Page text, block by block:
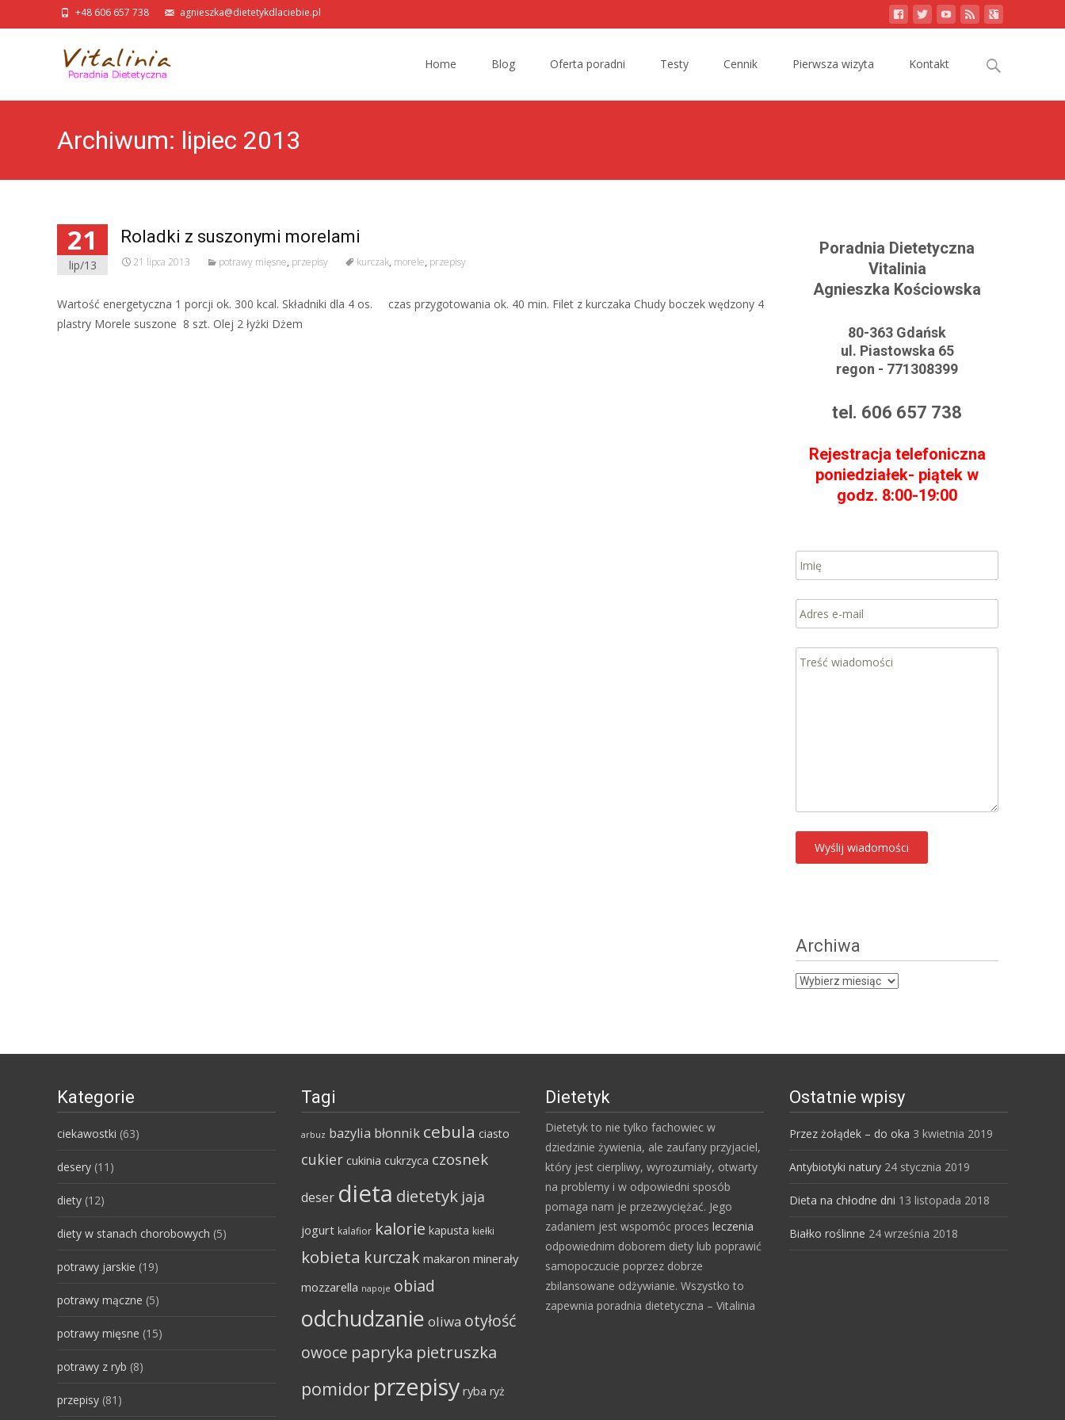
+48 606 657 738 agnieszka@dietetykdlaciebie.pl
Home
Blog Oferta poradni Testy Cennik Pierwsza wizyta Kontakt
Search
Archiwum: lipiec 2013
21
lip/13
Roladki z suszonymi morelami
21 lipca 2013 potrawy mięsne, przepisy kurczak, morele, przepisy
Wartość energetyczna 1 porcji ok. 300 kcal. Składniki dla 4 os. czas przygotowania ok. 40 min. Filet z kurczaka Chudy boczek wędzony 4
plastry Morele suszone 8 szt. Olej 2 łyżki Dżem
Poradnia Dietetyczna
Vitalinia
Agnieszka Kościowska
80-363 Gdańsk
ul. Piastowska 65
regon - 771308399
tel. 606 657 738
Rejestracja telefoniczna
poniedziałek- piątek w
godz. 8:00-19:00
Archiwa
Archiwa
Kategorie
ciekawostki (63)
desery (11)
diety (12)
diety w stanach chorobowych (5)
potrawy jarskie (19)
potrawy mączne (5)
potrawy mięsne (15)
potrawy z ryb (8)
przepisy (81)
Tagi
arbuz bazylia błonnik cebula ciasto
cukier cukinia cukrzyca czosnek
deser dieta dietetyk jaja
jogurt kalafior kalorie kapusta kiełki
kobieta kurczak makaron minerały
mozzarella napoje obiad
odchudzanie oliwa otyłość
owoce papryka pietruszka
pomidor przepisy ryba ryż
Dietetyk
Dietetyk to nie tylko fachowiec w
dziedzinie żywienia, ale zaufany przyjaciel,
który jest cierpliwy, wyrozumiały, otwarty
na problemy i w odpowiedni sposób
pomaga nam je przezwyciężać. Jego
zadaniem jest wspomóc proces leczenia
odpowiednim doborem diety lub poprawić
samopoczucie poprzez dobrze
zbilansowane odżywianie. Wszystko to
zapewnia poradnia dietetyczna – Vitalinia
Ostatnie wpisy
Przez żołądek – do oka 3 kwietnia 2019
Antybiotyki natury 24 stycznia 2019
Dieta na chłodne dni 13 listopada 2018
Białko roślinne 24 września 2018